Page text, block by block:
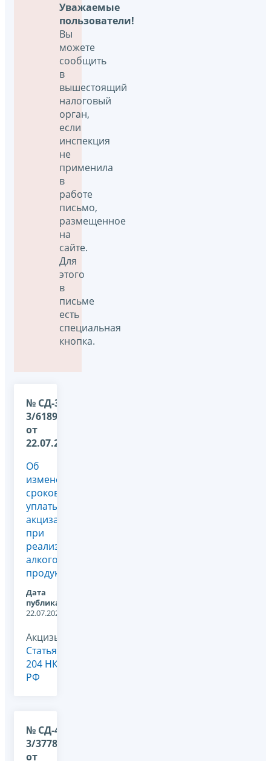
Уважаемые
пользователи!
Вы
можете
сообщить
в
вышестоящий
налоговый
орган,
если
инспекция
не
применила
в
работе
письмо,
размещенное
на
сайте.
Для
этого
в
письме
есть
специальная
кнопка.
№ СД-36-
3/6189@
от
22.07.2026
Об
изменении
сроков
уплаты
акциза
при
реализации
алкогольной
продукции
Дата
публикации:
22.07.2026
Акцизы,
Статья
204 НК
РФ
№ СД-4-
3/3778@
от